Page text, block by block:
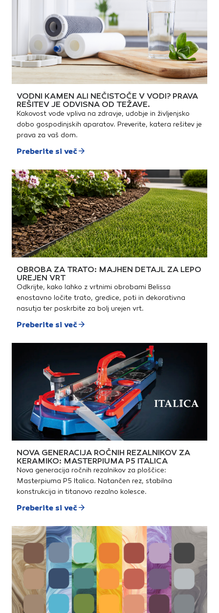
VODNI KAMEN ALI NEČISTOČE V VODI? PRAVA
REŠITEV JE ODVISNA OD TEŽAVE.
Kakovost vode vpliva na zdravje, udobje in življenjsko
dobo gospodinjskih aparatov. Preverite, katera rešitev je
prava za vaš dom.
Preberite si več
OBROBA ZA TRATO: MAJHEN DETAJL ZA LEPO
UREJEN VRT
Odkrijte, kako lahko z vrtnimi obrobami Belissa
enostavno ločite trato, gredice, poti in dekorativna
nasutja ter poskrbite za bolj urejen vrt.
Preberite si več
NOVA GENERACIJA ROČNIH REZALNIKOV ZA
KERAMIKO: MASTERPIUMA P5 ITALICA
Nova generacija ročnih rezalnikov za ploščice:
Masterpiuma P5 Italica. Natančen rez, stabilna
konstrukcija in titanovo rezalno kolesce.
Preberite si več